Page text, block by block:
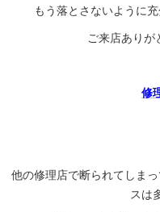
もう落とさないように
ご来店ありが
修
他の修理店で断られてしま
スは